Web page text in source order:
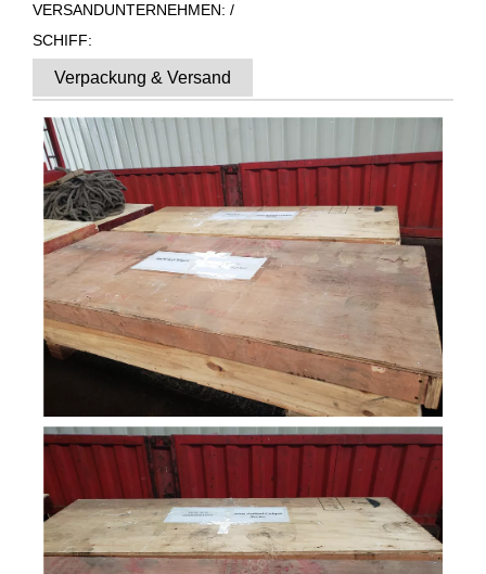
VERSANDUNTERNEHMEN: /
SCHIFF:
Verpackung & Versand